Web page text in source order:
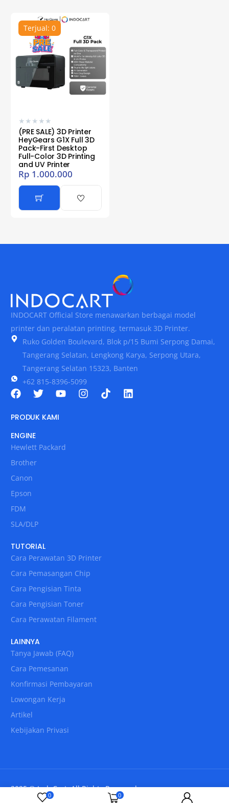
0 0
Terjual: 0
★ ★ ★ ★ ★
(PRE SALE) 3D Printer
HeyGears G1X Full 3D
Pack-First Desktop
Full-Color 3D Printing
and UV Printer
Rp 1.000.000
INDOCART Official Store menawarkan berbagai model
printer dan peralatan printing, termasuk 3D Printer.
Ruko Golden Boulevard, Blok p/15 Bumi Serpong Damai,
Tangerang Selatan, Lengkong Karya, Serpong Utara,
Tangerang Selatan 15323, Banten
+62 815-8396-5099
PRODUK KAMI
ENGINE
Hewlett Packard
Brother
Canon
Epson
FDM
SLA/DLP
TUTORIAL
Cara Perawatan 3D Printer
Cara Pemasangan Chip
Cara Pengisian Tinta
Cara Pengisian Toner
Cara Perawatan Filament
LAINNYA
Tanya Jawab (FAQ)
Cara Pemesanan
Konfirmasi Pembayaran
Lowongan Kerja
Artikel
Kebijakan Privasi
2025 © IndoCart. All Rights Reserved.